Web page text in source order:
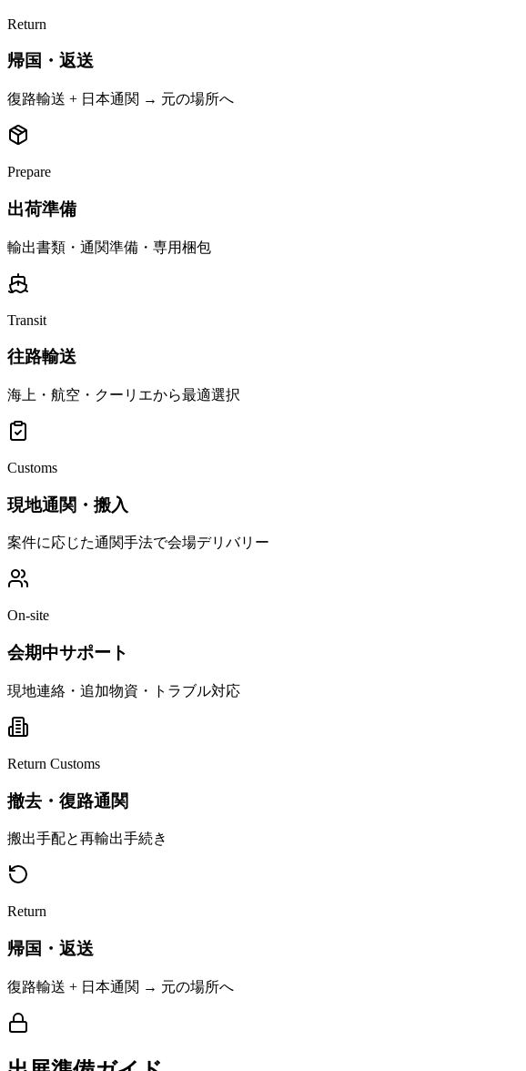
Return
帰国・返送
復路輸送 + 日本通関 → 元の場所へ
Prepare
出荷準備
輸出書類・通関準備・専用梱包
Transit
往路輸送
海上・航空・クーリエから最適選択
Customs
現地通関・搬入
案件に応じた通関手法で会場デリバリー
On-site
会期中サポート
現地連絡・追加物資・トラブル対応
Return Customs
撤去・復路通関
搬出手配と再輸出手続き
Return
帰国・返送
復路輸送 + 日本通関 → 元の場所へ